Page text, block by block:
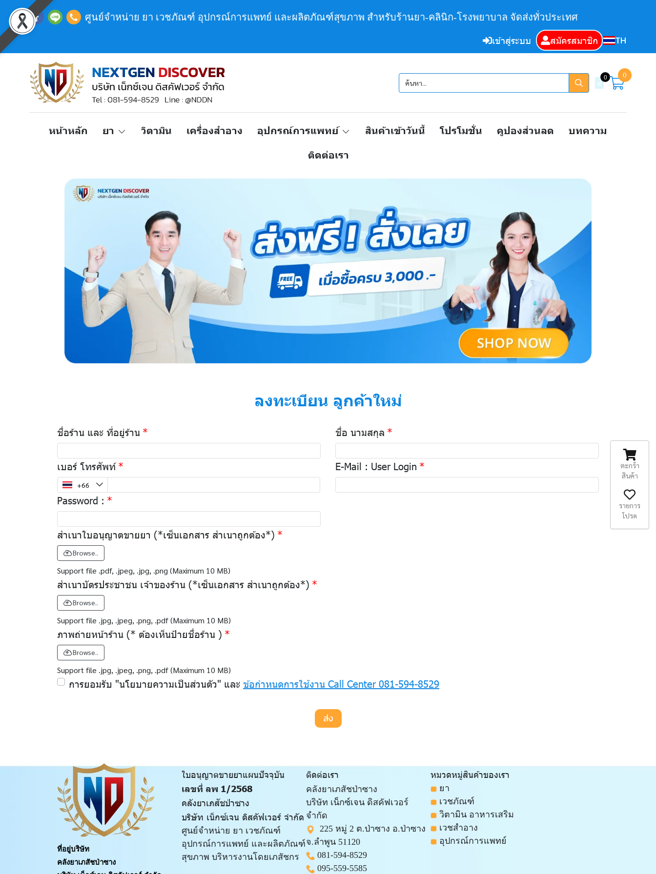
ศูนย์จำหน่าย ยา เวชภัณฑ์ อุปกรณ์การแพทย์ และผลิตภัณฑ์สุขภาพ สำหรับร้านยา-คลินิก-โรงพยาบาล จัดส่งทั่วประเทศ
เข้าสู่ระบบ สมัครสมาชิก TH
0 0
หน้าหลัก ยา วิตามิน เครื่องสำอาง อุปกรณ์การแพทย์ สินค้าเข้าวันนี้ โปรโมชั่น คูปองส่วนลด
บทความ
ติดต่อเรา
ลงทะเบียน ลูกค้าใหม่
ชื่อร้าน และ ที่อยู่ร้าน ชื่อ นามสกุล
เบอร์ โทรศัพท์ E-Mail : User Login
Password :
สำเนาใบอนุญาตขายยา (*เซ็นเอกสาร สำเนาถูกต้อง*)
Browse..
Support file .pdf, .jpeg, .jpg, .png (Maximum 10 MB)
สำเนาบัตรประชาชน เจ้าของร้าน (*เซ็นเอกสาร สำเนาถูกต้อง*)
Browse..
Support file .jpg, .jpeg, .png, .pdf (Maximum 10 MB)
ภาพถ่ายหน้าร้าน (* ต้องเห็นป้ายชื่อร้าน )
Browse..
Support file .jpg, .jpeg, .png, .pdf (Maximum 10 MB)
การยอมรับ "นโยบายความเป็นส่วนตัว" และ ข้อกำหนดการใช้งาน Call Center 081-594-8529
ส่ง
ที่อยู่บริษัท
คลังยาเภสัชป่าซาง
ใบอนุญาตขายยาแผนปัจจุบัน
เลขที่ ลพ 1/2568
คลังยาเภสัชป่าซาง
บริษัท เน็กซ์เจน ดิสคัฟเวอร์ จำกัด
ศูนย์จำหน่าย ยา เวชภัณฑ์
อุปกรณ์การแพทย์ และผลิตภัณฑ์
สุขภาพ บริหารงานโดยเภสัชกร
ติดต่อเรา
คลังยาเภสัชป่าซาง
บริษัท เน็กซ์เจน ดิสคัฟเวอร์
จำกัด
225 หมู่ 2 ต.ป่าซาง อ.ป่าซาง
จ.ลำพูน 51120
081-594-8529
095-559-5585
หมวดหมู่สินค้าของเรา
ยา
เวชภัณฑ์
วิตามิน อาหารเสริม
เวชสำอาง
อุปกรณ์การแพทย์
ตะกร้า
สินค้า
รายการ
โปรด